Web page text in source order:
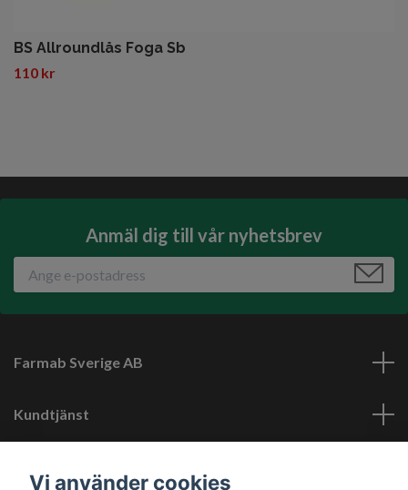
BS Allroundlås Foga Sb
110 kr
Anmäl dig till vår nyhetsbrev
Farmab Sverige AB
Kundtjänst
Vi använder cookies